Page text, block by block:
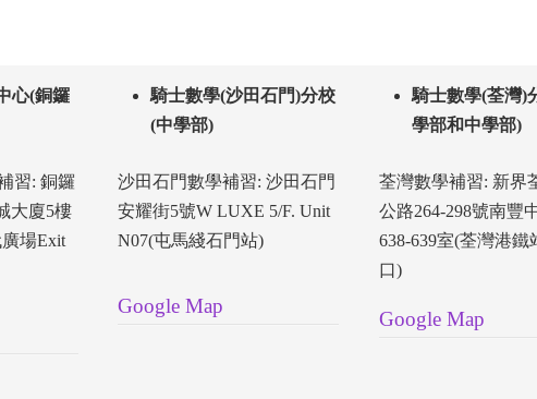
心(銅鑼
習: 銅鑼
大廈5樓
場Exit
騎士數學(沙田石門)分校
(中學部)
沙田石門數學補習: 沙田石門
安耀街5號W LUXE 5/F. Unit
N07(屯馬綫石門站)
Google Map
騎士數學(荃灣)
學部和中學部)
荃灣數學補習: 新界
公路264-298號南豐
638-639室(荃灣港鐵
口)
Google Map